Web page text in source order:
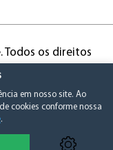
Todos os direitos
em nosso site. Ao
cookies conforme nossa
.